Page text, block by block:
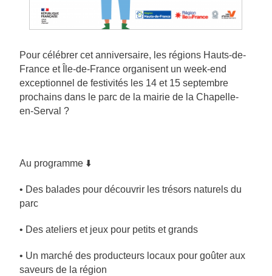
Pour célébrer cet anniversaire, les régions Hauts-de-
France et Île-de-France organisent un week-end
exceptionnel de festivités les 14 et 15 septembre
prochains dans le parc de la mairie de la Chapelle-
en-Serval ?
Au programme ⬇️
• Des balades pour découvrir les trésors naturels du
parc
• Des ateliers et jeux pour petits et grands
• Un marché des producteurs locaux pour goûter aux
saveurs de la région